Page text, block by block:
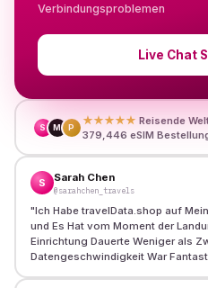
Verbindungsproblemen
Live Chat
S M P
★★★★★ Reisende
379,446 eSIM
S Sarah Chen
@sarahchen_travels
"Ich Habe travelData.shop auf
und Es Hat vom Moment der
Einrichtung Dauerte Weniger als
Datengeschwindigkeit War